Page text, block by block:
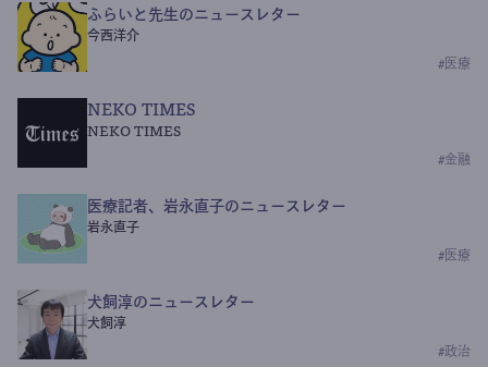
ふらいと先生のニュースレター
今西洋介
# 医療
NEKO TIMES
NEKO TIMES
#金融
医療記者、岩永直子のニュースレター
岩永直子
# 医療
犬飼淳のニュースレター
犬飼淳
#政治